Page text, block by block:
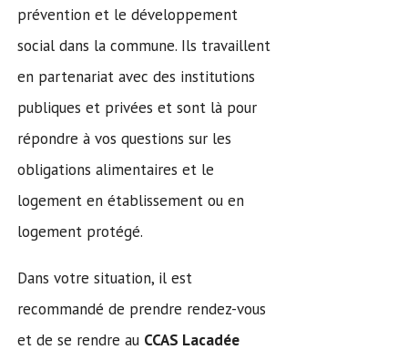
prévention et le développement
social dans la commune. Ils travaillent
en partenariat avec des institutions
publiques et privées et sont là pour
répondre à vos questions sur les
obligations alimentaires et le
logement en établissement ou en
logement protégé.
Dans votre situation, il est
recommandé de prendre rendez-vous
et de se rendre au CCAS Lacadée